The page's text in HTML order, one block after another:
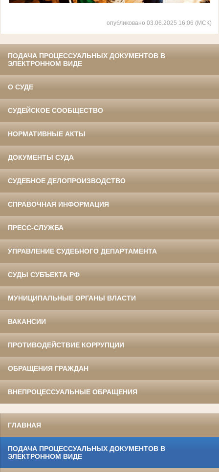
опубликовано 03.06.2025 16:06 (МСК)
ПОДАЧА ПРОЦЕССУАЛЬНЫХ ДОКУМЕНТОВ В
ЭЛЕКТРОННОМ ВИДЕ
О СУДЕ
СУДЕЙСКОЕ СООБЩЕСТВО
НОРМАТИВНЫЕ АКТЫ
ДОКУМЕНТЫ СУДА
СУДЕБНОЕ ДЕЛОПРОИЗВОДСТВО
СПРАВОЧНАЯ ИНФОРМАЦИЯ
ПРЕСС-СЛУЖБА
УПРАВЛЕНИЕ СУДЕБНОГО ДЕПАРТАМЕНТА
СУДЫ СУБЪЕКТА РФ
МУНИЦИПАЛЬНЫЕ ОРГАНЫ ВЛАСТИ
ВАКАНСИИ
ПРОТИВОДЕЙСТВИЕ КОРРУПЦИИ
ОБРАЩЕНИЯ ГРАЖДАН
ВНЕПРОЦЕССУАЛЬНЫЕ ОБРАЩЕНИЯ
ГЛАВНАЯ
ПОДАЧА ПРОЦЕССУАЛЬНЫХ ДОКУМЕНТОВ В
ЭЛЕКТРОННОМ ВИДЕ